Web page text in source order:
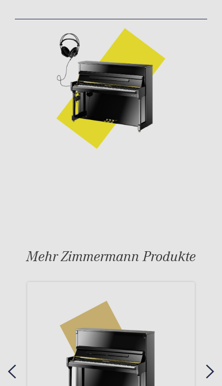
Mehr Zimmermann Produkte